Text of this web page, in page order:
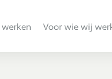
Voor wie wij